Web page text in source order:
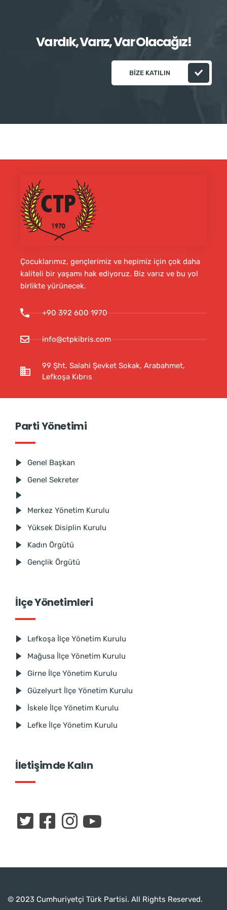
Vardık, Varız, Var Olacağız!
BIZE KATILIN
Çocuklarımız, gençlerimiz ve hepimiz için çok daha
kaliteli bir yaşamı hak ediyoruz. Biz varız ve bu yol
birlikte yürünecek.
+90 392 600 1970
info@ctpkibris.com
99 Şht. Salahi Şevket Sokak, Arabahmet,
Lefkoşa Kıbrıs
Parti Yönetimi
Genel Başkan
Genel Sekreter
Merkez Yönetim Kurulu
Yüksek Disiplin Kurulu
Kadın Örgütü
Gençlik Örgütü
İlçe Yönetimleri
Lefkoşa İlçe Yönetim Kurulu
Mağusa İlçe Yönetim Kurulu
Girne İlçe Yönetim Kurulu
Güzelyurt İlçe Yönetim Kurulu
İskele İlçe Yönetim Kurulu
Lefke İlçe Yönetim Kurulu
İletişimde Kalın
© 2023 Cumhuriyetçi Türk Partisi. All Rights Reserved.